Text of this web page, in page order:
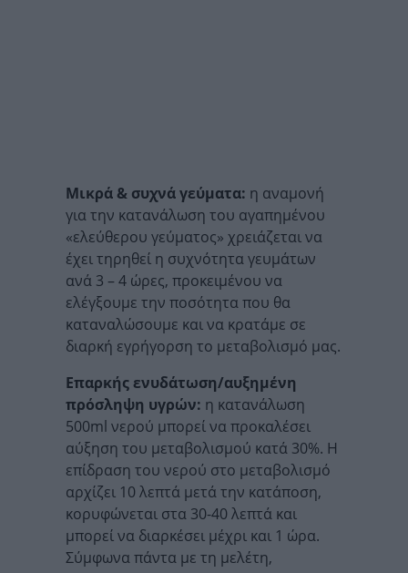
Μικρά & συχνά γεύματα: η αναμονή
για την κατανάλωση του αγαπημένου
«ελεύθερου γεύματος» χρειάζεται να
έχει τηρηθεί η συχνότητα γευμάτων
ανά 3 – 4 ώρες, προκειμένου να
ελέγξουμε την ποσότητα που θα
καταναλώσουμε και να κρατάμε σε
διαρκή εγρήγορση το μεταβολισμό μας.
Επαρκής ενυδάτωση/αυξημένη
πρόσληψη υγρών: η κατανάλωση
500ml νερού μπορεί να προκαλέσει
αύξηση του μεταβολισμού κατά 30%. Η
επίδραση του νερού στο μεταβολισμό
αρχίζει 10 λεπτά μετά την κατάποση,
κορυφώνεται στα 30-40 λεπτά και
μπορεί να διαρκέσει μέχρι και 1 ώρα.
Σύμφωνα πάντα με τη μελέτη,